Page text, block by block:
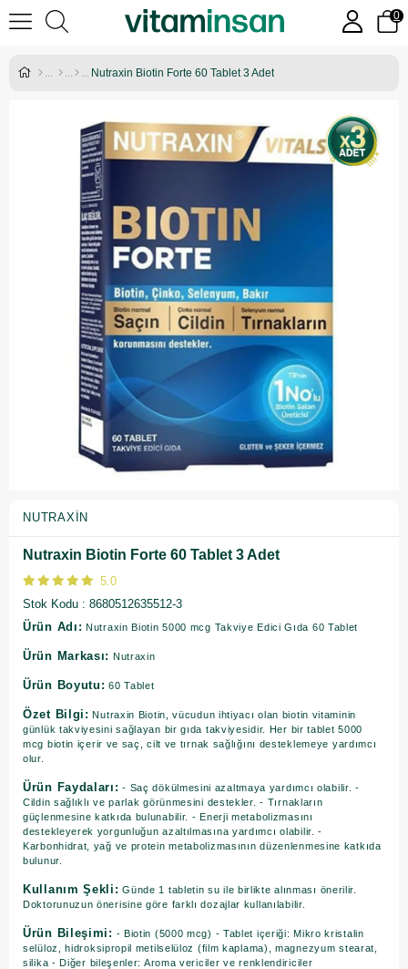
0
Nutraxin Biotin Forte 60 Tablet 3 Adet
NUTRAXIN
Nutraxin Biotin Forte 60 Tablet 3 Adet
5.0
Stok Kodu
8680512635512-3
Ürün Adı: Nutraxin Biotin 5000 mcg Takviye Edici Gıda 60 Tablet
Ürün Markası: Nutraxin
Ürün Boyutu: 60 Tablet
Özet Bilgi: Nutraxin Biotin, vücudun ihtiyacı olan biotin vitaminin
günlük takviyesini sağlayan bir gıda takviyesidir. Her bir tablet 5000
mcg biotin içerir ve saç, cilt ve tırnak sağlığını desteklemeye yardımcı
olur.
Ürün Faydaları: - Saç dökülmesini azaltmaya yardımcı olabilir. -
Cildin sağlıklı ve parlak görünmesini destekler. - Tırnakların
güçlenmesine katkıda bulunabilir. - Enerji metabolizmasını
destekleyerek yorgunluğun azaltılmasına yardımcı olabilir. -
Karbonhidrat, yağ ve protein metabolizmasının düzenlenmesine katkıda
bulunur.
Kullanım Şekli: Günde 1 tabletin su ile birlikte alınması önerilir.
Doktorunuzun önerisine göre farklı dozajlar kullanılabilir.
Ürün Bileşimi: - Biotin (5000 mcg) - Tablet içeriği: Mikro kristalin
selüloz, hidroksipropil metilselüloz (film kaplama), magnezyum stearat,
silika - Diğer bileşenler: Aroma vericiler ve renklendiriciler